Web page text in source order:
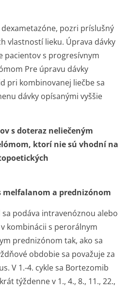
pozri príslušný
vlastností lieku. Úprava dávky
pacientov s progresívnym
Pre úpravu dávky
pri kombinovanej liečbe sa
dávky opísanými vyššie
s doteraz neliečeným
ktorí nie sú vhodní na
melfalanom a prednizónom
podáva intravenóznou alebo
kombinácii s perorálnym
prednizónom tak, ako sa
obdobie sa považuje za
V 1.-4. cykle sa Bortezomib
týždenne v 1., 4., 8., 11., 22.,